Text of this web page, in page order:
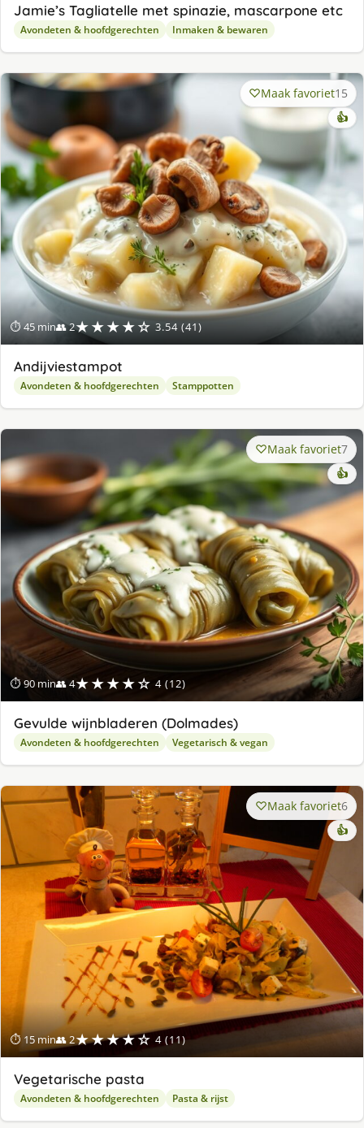
Jamie’s Tagliatelle met spinazie, mascarpone etc
Avondeten & hoofdgerechten Inmaken & bewaren
⏱ 45 min👥 2★★★★☆ 3.54 (41)
Maak favoriet15
👍
Andijviestampot
Avondeten & hoofdgerechten Stamppotten
⏱ 90 min👥 4★★★★☆ 4 (12)
Maak favoriet7
👍
Gevulde wijnbladeren (Dolmades)
Avondeten & hoofdgerechten Vegetarisch & vegan
⏱ 15 min👥 2★★★★☆ 4 (11)
Maak favoriet6
👍
Vegetarische pasta
Avondeten & hoofdgerechten Pasta & rijst